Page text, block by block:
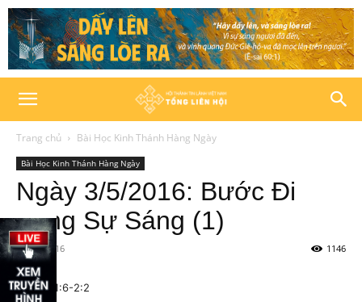
Trang chủ Bài Học Kinh Thánh Hàng Ngày
Bài Học Kinh Thánh Hàng Ngày
Ngày 3/5/2016: Bước Đi
trong Sự Sáng (1)
03/05/2016 1146
I Giăng 1:6-2:2